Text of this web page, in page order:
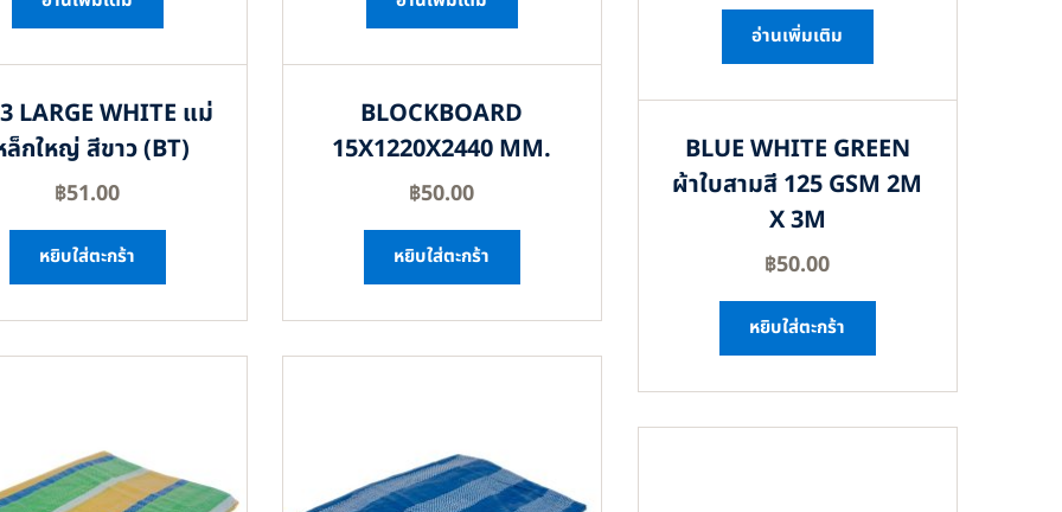
LARGE WHITE แม่
ล็กใหญ่ สีขาว (BT)
฿51.00
หยิบใส่ตะกร้า
BLOCKBOARD
15X1220X2440 MM.
฿50.00
หยิบใส่ตะกร้า
อ่านเพิ่มเติม
BLUE WHITE GREEN
ผ้าใบสามสี 125 GSM 2M
X 3M
฿50.00
หยิบใส่ตะกร้า